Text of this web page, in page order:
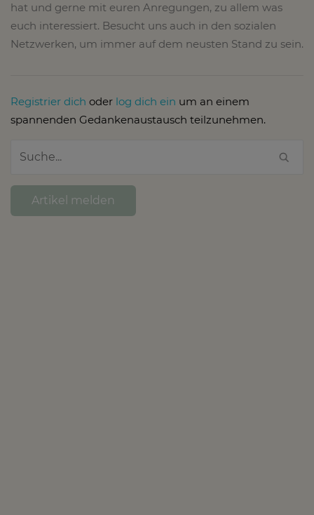
hat und gerne mit euren Anregungen, zu allem was
euch interessiert. Besucht uns auch in den sozialen
Netzwerken, um immer auf dem neusten Stand zu sein.
Registrier dich oder log dich ein um an einem
spannenden Gedankenaustausch teilzunehmen.
Artikel melden